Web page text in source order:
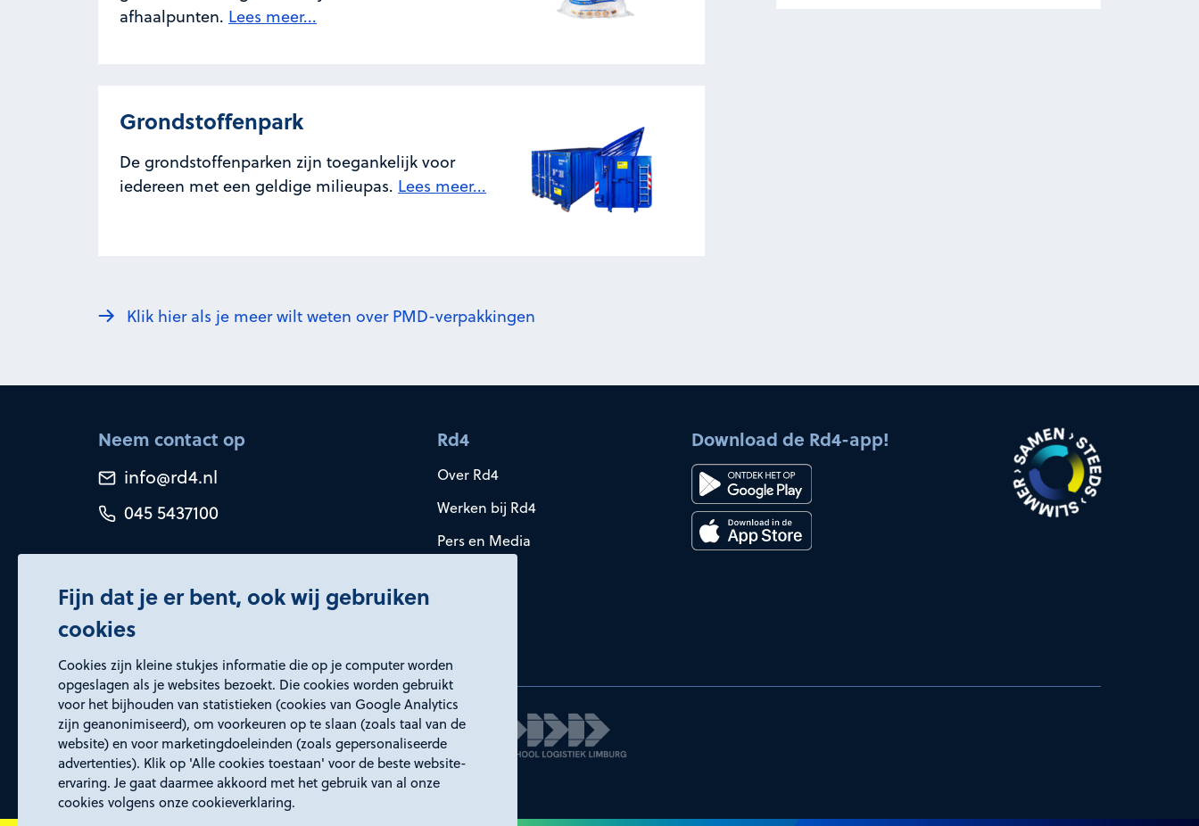
Fijn dat je er bent, ook wij gebruiken
cookies
Cookies zijn kleine stukjes informatie die op je computer worden
opgeslagen als je websites bezoekt. Die cookies worden gebruikt
voor het bijhouden van statistieken (cookies van Google Analytics
zijn geanonimiseerd), om voorkeuren op te slaan (zoals taal van de
website) en voor marketingdoeleinden (zoals gepersonaliseerde
advertenties). Klik op 'Alle cookies toestaan' voor de beste website-
ervaring. Je gaat daarmee akkoord met het gebruik van al onze
cookies volgens onze cookieverklaring.
afhaalpunten. Lees meer...
Grondstoffenpark
De grondstoffenparken zijn toegankelijk voor
iedereen met een geldige milieupas. Lees meer...
Klik hier als je meer wilt weten over PMD-verpakkingen
Neem contact op
info@rd4.nl
045 5437100
Rd4
Over Rd4
Werken bij Rd4
Pers en Media
Download de Rd4-app!
Certificeringen